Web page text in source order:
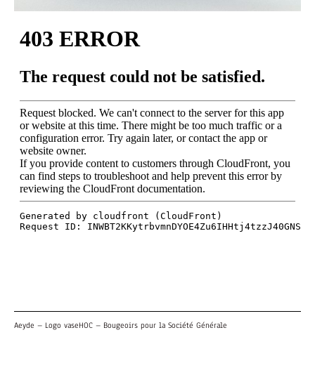
Aeyde – Logo vaseHOC – Bougeoirs pour la Société Générale